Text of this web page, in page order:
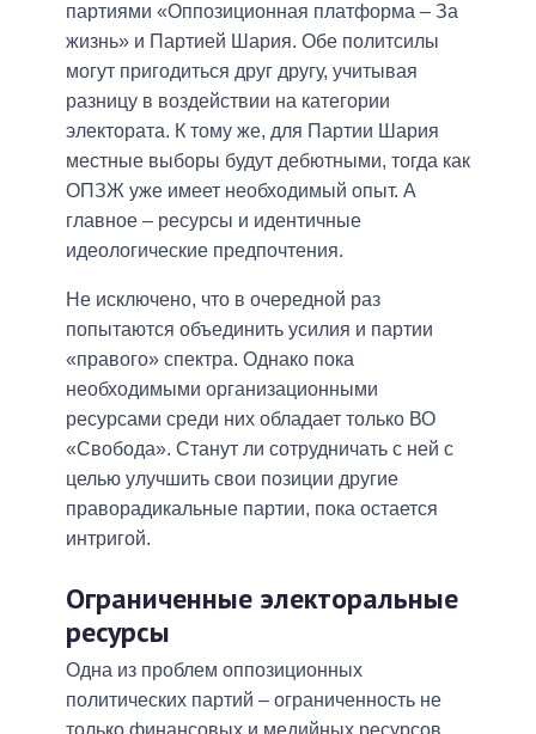
партиями «Оппозиционная платформа – За
жизнь» и Партией Шария. Обе политсилы
могут пригодиться друг другу, учитывая
разницу в воздействии на категории
электората. К тому же, для Партии Шария
местные выборы будут дебютными, тогда как
ОПЗЖ уже имеет необходимый опыт. А
главное – ресурсы и идентичные
идеологические предпочтения.
Не исключено, что в очередной раз
попытаются объединить усилия и партии
«правого» спектра. Однако пока
необходимыми организационными
ресурсами среди них обладает только ВО
«Свобода». Станут ли сотрудничать с ней с
целью улучшить свои позиции другие
праворадикальные партии, пока остается
интригой.
Ограниченные электоральные
ресурсы
Одна из проблем оппозиционных
политических партий – ограниченность не
только финансовых и медийных ресурсов,